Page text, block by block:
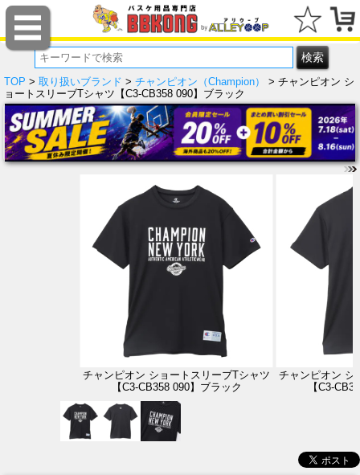
TOP > 取り扱いブランド > チャンピオン（Champion）
> チャンピオン シ
ョートスリーブTシャツ【C3-CB358 090】ブラック
チャンピオン ショートスリーブTシャツ
【C3-CB358 090】ブラック
チャンピオン シ
【C3-